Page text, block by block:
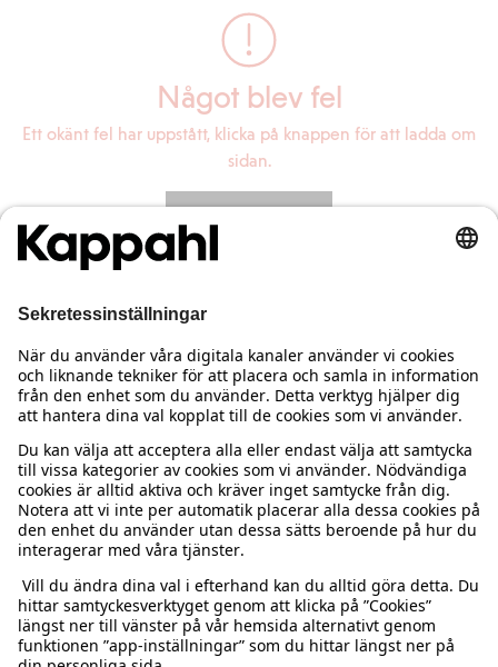
Något blev fel
Ett okänt fel har uppstått, klicka på knappen för att ladda om
sidan.